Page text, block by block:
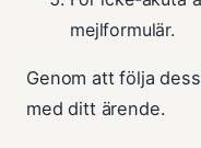
mejlformulär.
Genom att följa
med ditt ärende.